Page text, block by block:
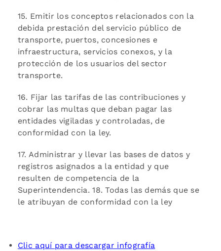
15. Emitir los conceptos relacionados con la
debida prestación del servicio público de
transporte, puertos, concesiones e
infraestructura, servicios conexos, y la
protección de los usuarios del sector
transporte.
16. Fijar las tarifas de las contribuciones y
cobrar las multas que deban pagar las
entidades vigiladas y controladas, de
conformidad con la ley.
17. Administrar y llevar las bases de datos y
registros asignados a la entidad y que
resulten de competencia de la
Superintendencia. 18. Todas las demás que se
le atribuyan de conformidad con la ley
Clic aquí para descargar infografía